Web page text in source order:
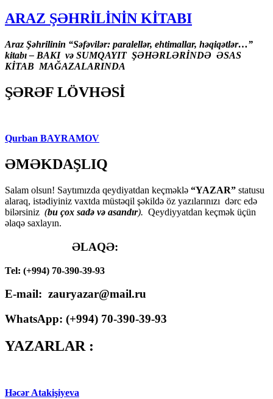
ARAZ ŞƏHRİLİNİN KİTABI
Araz Şəhrilinin “Səfəvilər: paralellər, ehtimallar, həqiqətlər…”
kitabı – BAKI və SUMQAYIT ŞƏHƏRLƏRİNDƏ ƏSAS
KİTAB MAĞAZALARINDA
ŞƏRƏF LÖVHƏSİ
Qurban BAYRAMOV
ƏMƏKDAŞLIQ
Salam olsun! Saytımızda qeydiyatdan keçməklə “YAZAR” statusu
alaraq, istədiyiniz vaxtda müstəqil şəkildə öz yazılarınızı dərc edə
bilərsiniz (bu çox sadə və asandır). Qeydiyyatdan keçmək üçün
əlaqə saxlayın.
ƏLAQƏ:
Tel: (+994) 70-390-39-93
E-mail: zauryazar@mail.ru
WhatsApp: (+994) 70-390-39-93
YAZARLAR :
Həcər Atakişiyeva